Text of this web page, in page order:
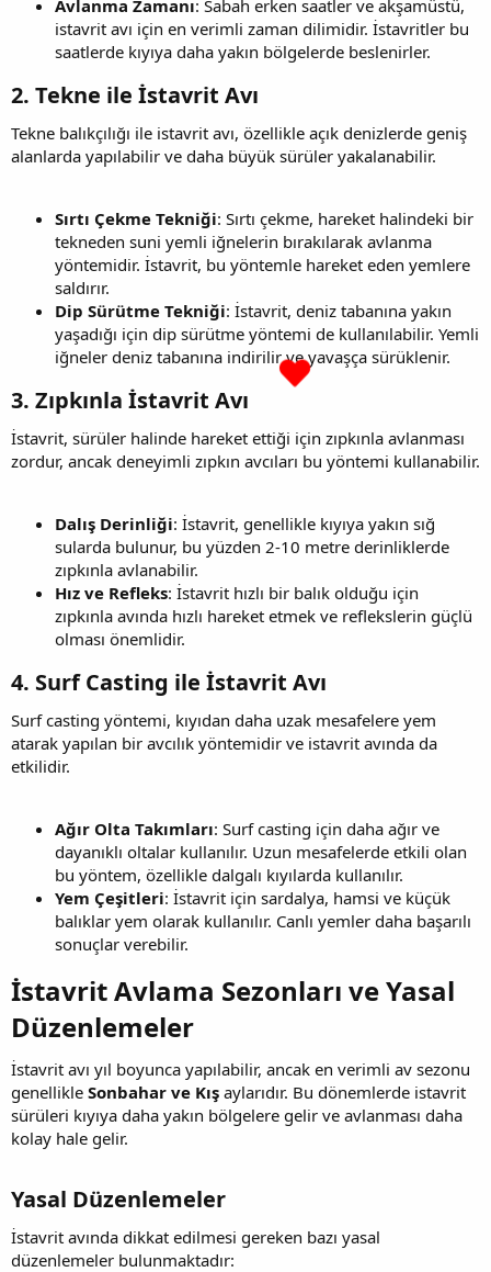
Avlanma Zamanı: Sabah erken saatler ve akşamüstü,
istavrit avı için en verimli zaman dilimidir. İstavritler bu
saatlerde kıyıya daha yakın bölgelerde beslenirler.
2. Tekne ile İstavrit Avı​
Tekne balıkçılığı ile istavrit avı, özellikle açık denizlerde geniş
alanlarda yapılabilir ve daha büyük sürüler yakalanabilir.
Sırtı Çekme Tekniği: Sırtı çekme, hareket halindeki bir
tekneden suni yemli iğnelerin bırakılarak avlanma
yöntemidir. İstavrit, bu yöntemle hareket eden yemlere
saldırır.
Dip Sürütme Tekniği: İstavrit, deniz tabanına yakın
yaşadığı için dip sürütme yöntemi de kullanılabilir. Yemli
iğneler deniz tabanına indirilir ve yavaşça sürüklenir.
3. Zıpkınla İstavrit Avı​
İstavrit, sürüler halinde hareket ettiği için zıpkınla avlanması
zordur, ancak deneyimli zıpkın avcıları bu yöntemi kullanabilir.
Dalış Derinliği: İstavrit, genellikle kıyıya yakın sığ
sularda bulunur, bu yüzden 2-10 metre derinliklerde
zıpkınla avlanabilir.
Hız ve Refleks: İstavrit hızlı bir balık olduğu için
zıpkınla avında hızlı hareket etmek ve reflekslerin güçlü
olması önemlidir.
4. Surf Casting ile İstavrit Avı​
Surf casting yöntemi, kıyıdan daha uzak mesafelere yem
atarak yapılan bir avcılık yöntemidir ve istavrit avında da
etkilidir.
Ağır Olta Takımları: Surf casting için daha ağır ve
dayanıklı oltalar kullanılır. Uzun mesafelerde etkili olan
bu yöntem, özellikle dalgalı kıyılarda kullanılır.
Yem Çeşitleri: İstavrit için sardalya, hamsi ve küçük
balıklar yem olarak kullanılır. Canlı yemler daha başarılı
sonuçlar verebilir.
İstavrit Avlama Sezonları ve Yasal
Düzenlemeler​
İstavrit avı yıl boyunca yapılabilir, ancak en verimli av sezonu
genellikle Sonbahar ve Kış aylarıdır. Bu dönemlerde istavrit
sürüleri kıyıya daha yakın bölgelere gelir ve avlanması daha
kolay hale gelir.
Yasal Düzenlemeler​
İstavrit avında dikkat edilmesi gereken bazı yasal
düzenlemeler bulunmaktadır: